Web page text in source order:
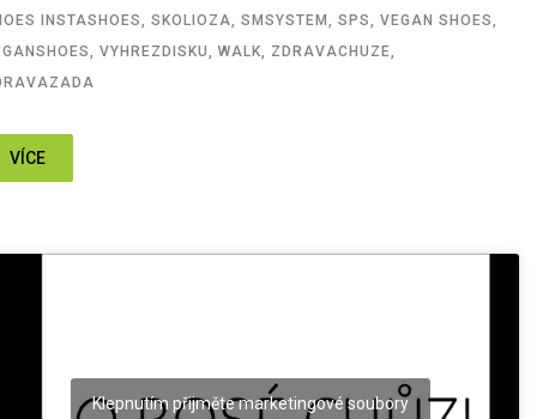
INSTASHOES, SKOLIOZA, SMSYSTEM , SPS, VEGAN SHOES,
, VYHREZDISKU, WALK, ZDRAVACHUZE,
VÍCE
Klepnutím přijměte marketingové soubory